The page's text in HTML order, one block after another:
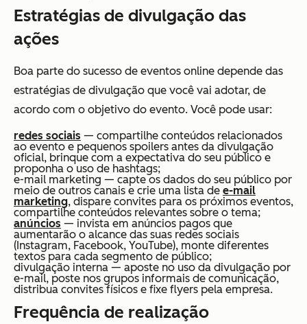
Estratégias de divulgação das
ações
Boa parte do sucesso de eventos online depende das
estratégias de divulgação que você vai adotar, de
acordo com o objetivo do evento. Você pode usar:
redes sociais — compartilhe conteúdos relacionados
ao evento e pequenos spoilers antes da divulgação
oficial, brinque com a expectativa do seu público e
proponha o uso de hashtags;
e-mail marketing — capte os dados do seu público por
meio de outros canais e crie uma lista de e-mail
marketing, dispare convites para os próximos eventos,
compartilhe conteúdos relevantes sobre o tema;
anúncios — invista em anúncios pagos que
aumentarão o alcance das suas redes sociais
(Instagram, Facebook, YouTube), monte diferentes
textos para cada segmento de público;
divulgação interna — aposte no uso da divulgação por
e-mail, poste nos grupos informais de comunicação,
distribua convites físicos e fixe flyers pela empresa.
Frequência de realização